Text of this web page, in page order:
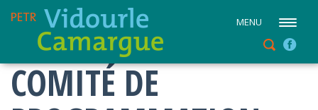
MENU
COMITÉ DE